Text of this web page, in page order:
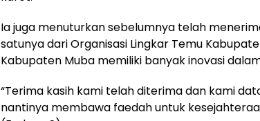
Ia juga menuturkan sebelumnya telah
satunya dari Organisasi Lingkar Temu
Kabupaten Muba memiliki banyak inovasi
“Terima kasih kami telah diterima dan kami
nantinya membawa faedah untuk